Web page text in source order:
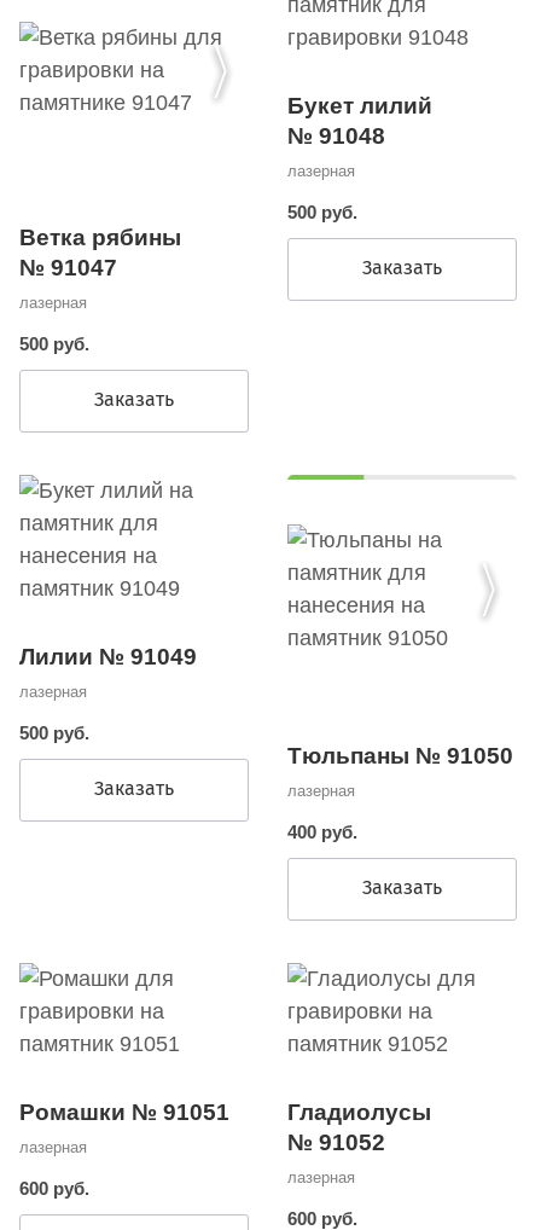
Ветка рябины
№ 91047
лазерная
500 руб.
Заказать
Букет лилий
№ 91048
лазерная
500 руб.
Заказать
Лилии № 91049
лазерная
500 руб.
Заказать
Тюльпаны № 91050
лазерная
400 руб.
Заказать
Ромашки № 91051
лазерная
600 руб.
Гладиолусы
№ 91052
лазерная
600 руб.